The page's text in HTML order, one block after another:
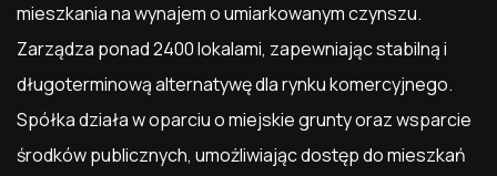
mieszkania na wynajem o umiarkowanym czynszu.
Zarządza ponad 2400 lokalami, zapewniając stabilną i
długoterminową alternatywę dla rynku komercyjnego.
Spółka działa w oparciu o miejskie grunty oraz wsparcie
środków publicznych, umożliwiając dostęp do mieszkań